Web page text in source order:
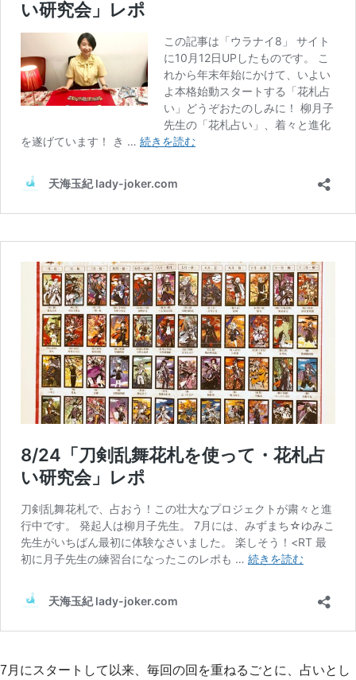
7月にスタートして以来、毎回の回を重ねるごとに、占いとし